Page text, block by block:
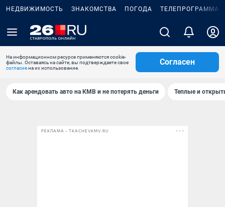
НЕДВИЖИМОСТЬ ЗНАКОМСТВА ПОГОДА ТЕЛЕПРОГРАММА
На информационном ресурсе применяются cookie-
файлы. Оставаясь на сайте, вы подтверждаете свое
согласиена их использование.
Согласен
Как арендовать авто на КМВ и не потерять деньги Теплые и
РЕКЛАМА • TKACHEVKMV.RU